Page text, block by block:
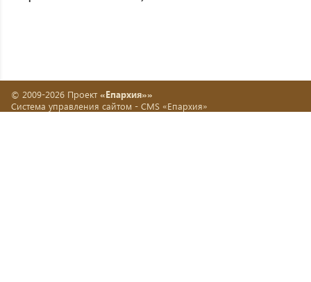
© 2009-2026 Проект «Епархия»»
Система управления сайтом - CMS «Епархия»